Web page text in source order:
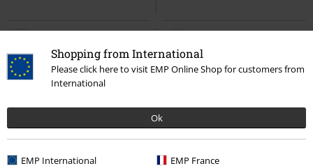
Shopping from International
Please click here to visit EMP Online Shop for customers from
International
Ok
EMP International EMP France